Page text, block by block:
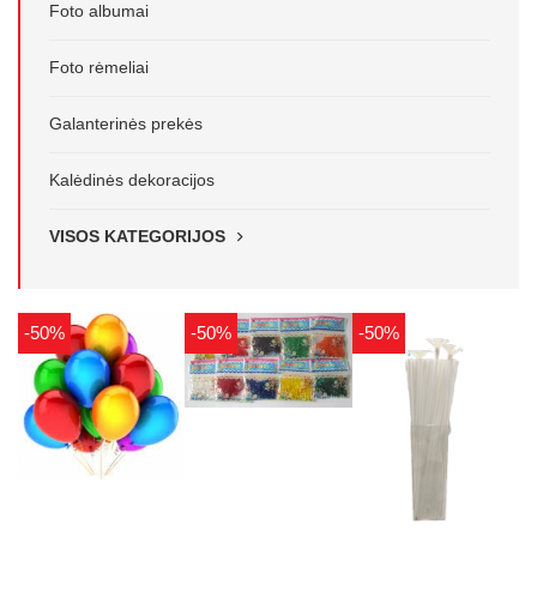
Foto albumai
Foto rėmeliai
Galanterinės prekės
Kalėdinės dekoracijos
VISOS KATEGORIJOS
-50% -50% -50%